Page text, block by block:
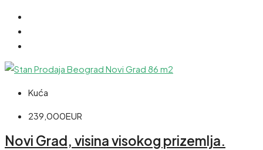
Kuća
239,000EUR
Novi Grad, visina visokog prizemlja.